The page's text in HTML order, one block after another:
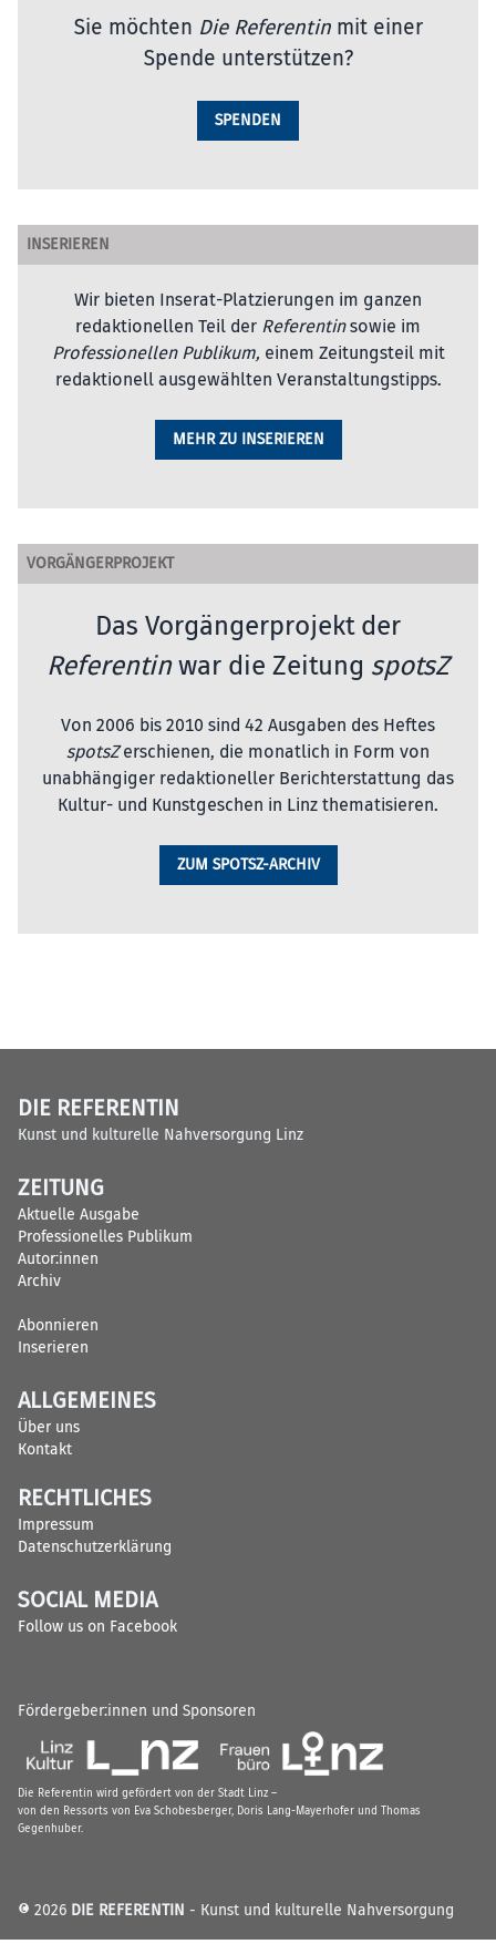
Sie möchten Die Referentinmit einer
Spende unterstützen?
SPENDEN
INSERIEREN
Wir bieten Inserat-Platzierungen im ganzen
redaktionellen Teil der Referentinsowie im
Professionellen Publikum, einem Zeitungsteil mit
redaktionell ausgewählten Veranstaltungstipps.
MEHR ZU INSERIEREN
VORGÄNGERPROJEKT
Das Vorgängerprojekt der
Referentinwar die Zeitung spotsZ
Von 2006 bis 2010 sind 42 Ausgaben des Heftes
spotsZerschienen, die monatlich in Form von
unabhängiger redaktioneller Berichterstattung das
Kultur- und Kunstgeschen in Linz thematisieren.
ZUM SPOTSZ-ARCHIV
DIE REFERENTIN
Kunst und kulturelle Nahversorgung Linz
ZEITUNG
Aktuelle Ausgabe
Professionelles Publikum
Autor:innen
Archiv
Abonnieren
Inserieren
ALLGEMEINES
Über uns
Kontakt
RECHTLICHES
Impressum
Datenschutzerklärung
SOCIAL MEDIA
Follow us on Facebook
© 2026 DIE REFERENTIN - Kunst und kulturelle Nahversorgung
Fördergeber:innen und Sponsoren
Die Referentin wird gefördert von der Stadt Linz –
von den Ressorts von Eva Schobesberger, Doris Lang-Mayerhofer und Thomas
Gegenhuber.